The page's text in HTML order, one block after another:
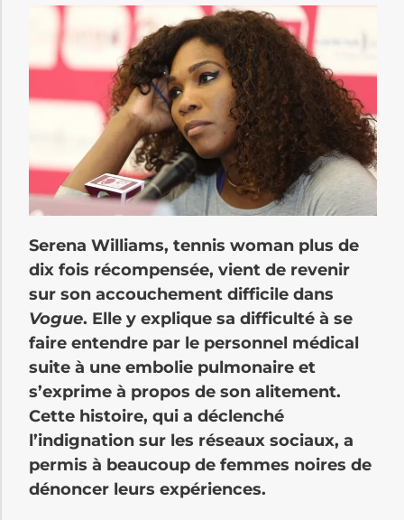
Serena Williams, tennis woman plus de
dix fois récompensée, vient de revenir
sur son accouchement difficile dans
Vogue. Elle y explique sa difficulté à se
faire entendre par le personnel médical
suite à une embolie pulmonaire et
s’exprime à propos de son alitement.
Cette histoire, qui a déclenché
l’indignation sur les réseaux sociaux, a
permis à beaucoup de femmes noires de
dénoncer leurs expériences.